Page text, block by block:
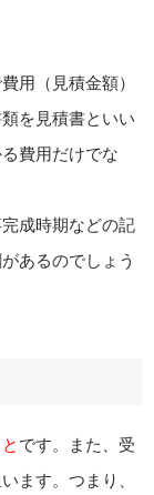
用（見積金額）
を見積書といい
費用だけでな
成時期などの記
あるのでしょう
です。また、受
ます。つまり、